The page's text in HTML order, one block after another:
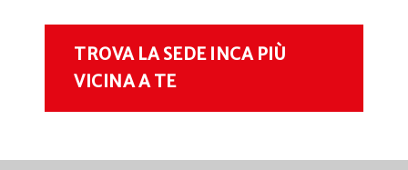
TROVA LA SEDE INCA PIÙ
VICINA A TE